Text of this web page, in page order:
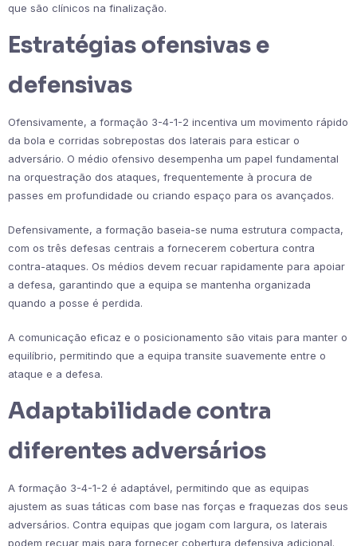
que são clínicos na finalização.
Estratégias ofensivas e
defensivas
Ofensivamente, a formação 3-4-1-2 incentiva um movimento rápido
da bola e corridas sobrepostas dos laterais para esticar o
adversário. O médio ofensivo desempenha um papel fundamental
na orquestração dos ataques, frequentemente à procura de
passes em profundidade ou criando espaço para os avançados.
Defensivamente, a formação baseia-se numa estrutura compacta,
com os três defesas centrais a fornecerem cobertura contra
contra-ataques. Os médios devem recuar rapidamente para apoiar
a defesa, garantindo que a equipa se mantenha organizada
quando a posse é perdida.
A comunicação eficaz e o posicionamento são vitais para manter o
equilíbrio, permitindo que a equipa transite suavemente entre o
ataque e a defesa.
Adaptabilidade contra
diferentes adversários
A formação 3-4-1-2 é adaptável, permitindo que as equipas
ajustem as suas táticas com base nas forças e fraquezas dos seus
adversários. Contra equipas que jogam com largura, os laterais
podem recuar mais para fornecer cobertura defensiva adicional.